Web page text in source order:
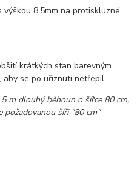
8,5mm na protiskluzné
krátkých stan barevným
se po uříznutí netřepil.
m dlouhý běhoun o šířce 80 cm,
požadovanou šíři "80 cm"